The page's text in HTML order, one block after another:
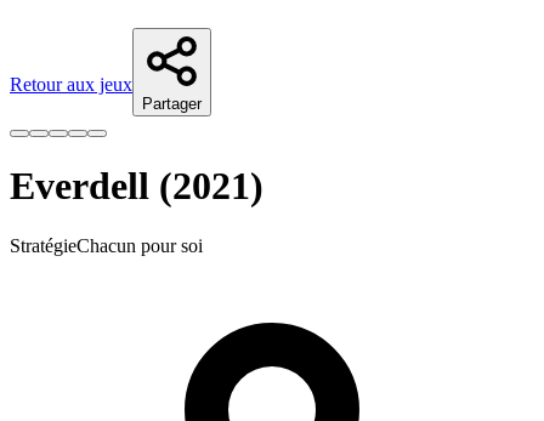
Retour aux jeux
Partager
Everdell (2021)
StratégieChacun pour soi